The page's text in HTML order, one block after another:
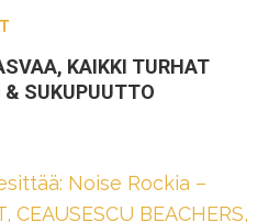
KAIKKI TURHAT
& SUKUPUUTTO